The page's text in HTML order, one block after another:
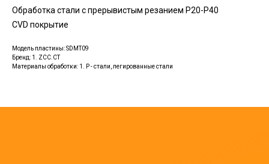
Обработка стали с прерывистым резанием Р20-Р40
CVD покрытие
Модель пластины: SDMT09
Бренд: 1. ZCC.CT
Материалы обработки: 1. P - стали, легированные стали